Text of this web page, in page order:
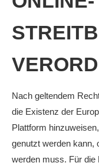
Nach geltendem
die Existenz der
Plattform
genutzt werden kann,
werden muss. Für die